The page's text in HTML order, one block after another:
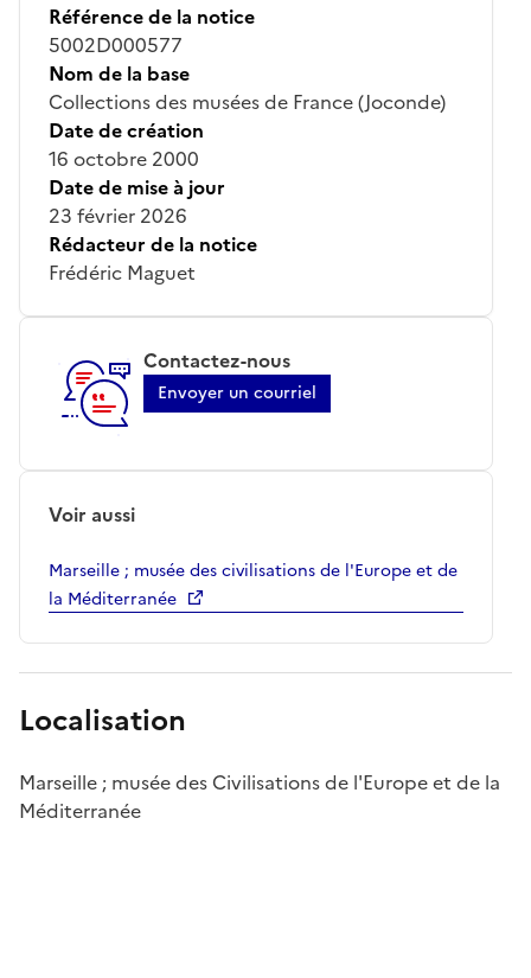
Référence de la notice
5002D000577
Nom de la base
Collections des musées de France (Joconde)
Date de création
16 octobre 2000
Date de mise à jour
23 février 2026
Rédacteur de la notice
Frédéric Maguet
Contactez-nous
Envoyer un courriel
Voir aussi
Marseille ; musée des civilisations de l'Europe et de
la Méditerranée
Localisation
Marseille ; musée des Civilisations de l'Europe et de la
Méditerranée